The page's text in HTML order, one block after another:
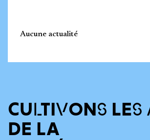
Aucune actualité
CULTIVONS LES
DE LA